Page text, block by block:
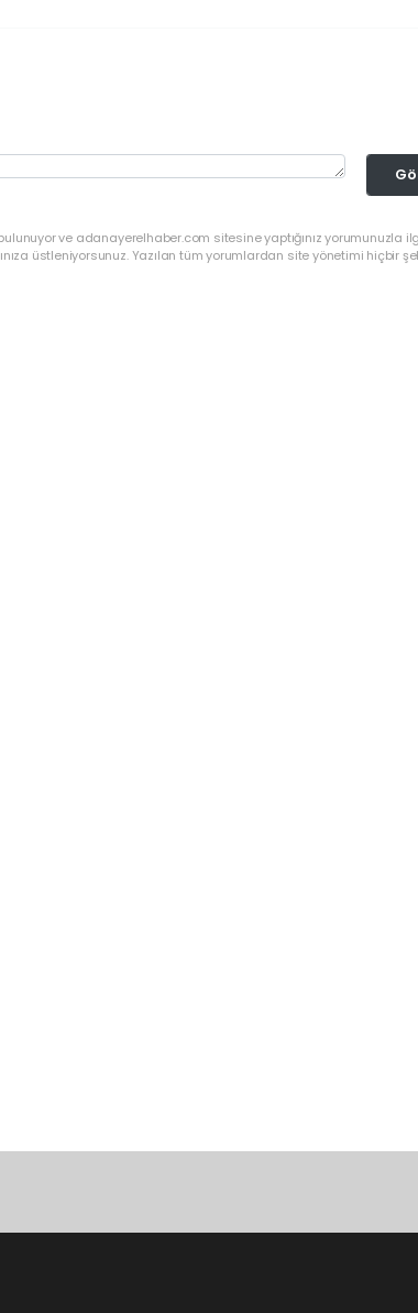
ve adanayerelhaber.com sitesine yaptığınız yorumunuzla
üstleniyorsunuz. Yazılan tüm yorumlardan site yönetimi hiçbir